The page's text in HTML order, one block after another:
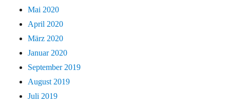
Mai 2020
April 2020
März 2020
Januar 2020
September 2019
August 2019
Juli 2019